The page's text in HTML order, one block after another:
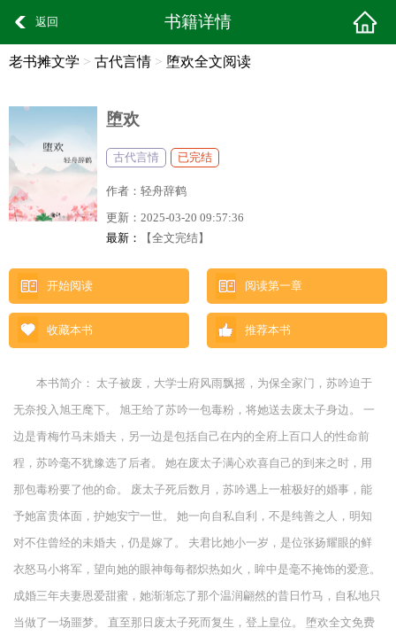
返回 书籍详情
老书摊文学 > 古代言情 > 堕欢全文阅读
堕欢
古代言情 已完结
作者： 轻舟辞鹤
更新： 2025-03-20 09:57:36
最新：
【全文完结】
开始阅读 阅读第一章
收藏本书 推荐本书
本书简介： 太子被废，大学士府风雨飘摇，为保全家门，苏吟迫于
无奈投入旭王麾下。 旭王给了苏吟一包毒粉，将她送去废太子身边。 一
边是青梅竹马未婚夫，另一边是包括自己在内的全府上百口人的性命前
程，苏吟毫不犹豫选了后者。 她在废太子满心欢喜自己的到来之时，用
那包毒粉要了他的命。 废太子死后数月，苏吟遇上一桩极好的婚事，能
予她富贵体面，护她安宁一世。 她一向自私自利，不是纯善之人，明知
对不住曾经的未婚夫，仍是嫁了。 夫君比她小一岁，是位张扬耀眼的鲜
衣怒马小将军，望向她的眼神每每都炽热如火，眸中是毫不掩饰的爱意。
成婚三年夫妻恩爱甜蜜，她渐渐忘了那个温润翩然的昔日竹马，自私地只
当做了一场噩梦。 直至那日废太子死而复生，登上皇位。 堕欢全文免费